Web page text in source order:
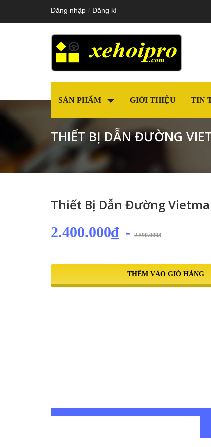
Đăng nhập / Đăng kí
SẢN PHẨM GIỚI THIỆU TIN
THIẾT BỊ DẪN ĐƯỜNG
Thiết Bị Dẫn Đường
2.400.000₫ - 2.590.000₫
THÊM VÀO GIỎ HÀNG